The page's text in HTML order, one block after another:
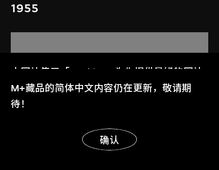
1955
本网站使用「Cookies」为你提供最好的网站
体验。
了解更多
明白
M+藏品的简体中文内容仍在更新，敬请期
待！
确认
显示更多